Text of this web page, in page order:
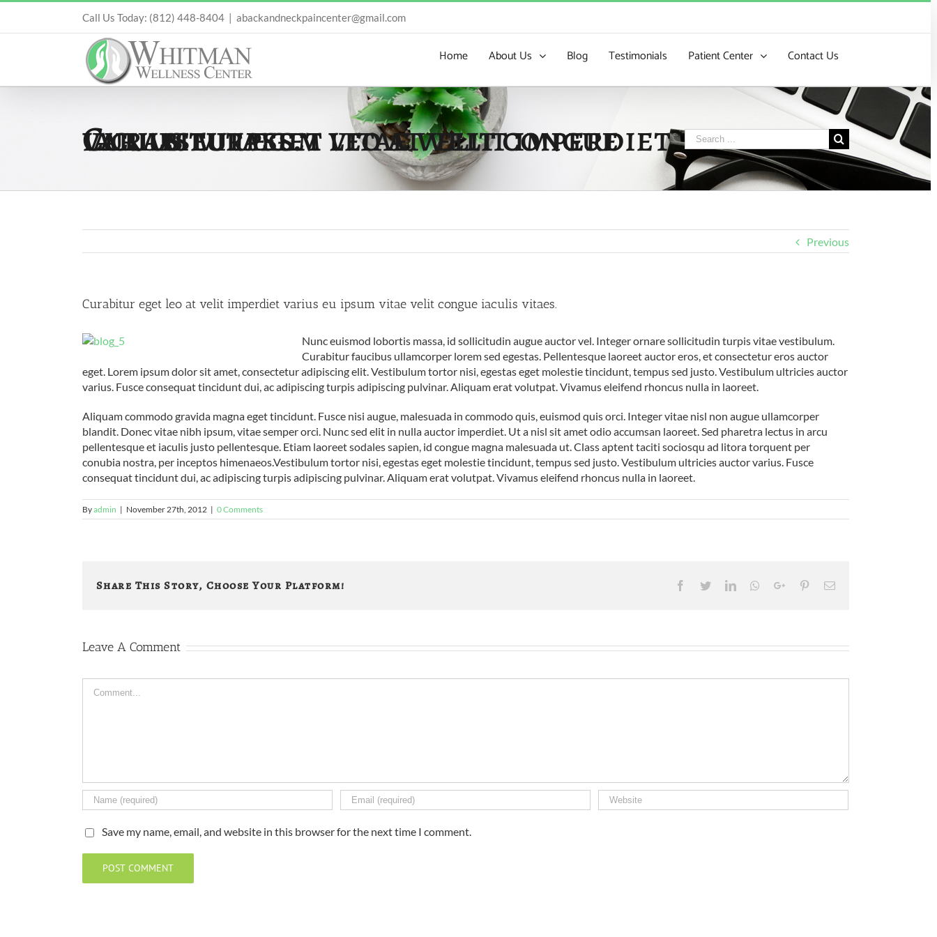
Skip
content
Call Us Today: (812) 448-8404 | abackandneckpaincenter@gmail.com
Home About Us Blog Testimonials Patient Center Contact Us
Curabitur eget leo at velit imperdiet varius eu ipsum vitae velit congue iaculis vitaes.
Search
for:
Previous
Curabitur eget leo at velit imperdiet varius eu ipsum vitae velit congue iaculis vitaes.
Nunc euismod lobortis massa, id sollicitudin augue auctor vel. Integer ornare sollicitudin turpis vitae vestibulum.
Curabitur faucibus ullamcorper lorem sed egestas. Pellentesque laoreet auctor eros, et consectetur eros auctor
eget. Lorem ipsum dolor sit amet, consectetur adipiscing elit. Vestibulum tortor nisi, egestas eget molestie tincidunt, tempus sed justo. Vestibulum ultricies auctor
varius. Fusce consequat tincidunt dui, ac adipiscing turpis adipiscing pulvinar. Aliquam erat volutpat. Vivamus eleifend rhoncus nulla in laoreet.
Aliquam commodo gravida magna eget tincidunt. Fusce nisi augue, malesuada in commodo quis, euismod quis orci. Integer vitae nisl non augue ullamcorper
blandit. Donec vitae nibh ipsum, vitae semper orci. Nunc sed elit in nulla auctor imperdiet. Ut a nisl sit amet odio accumsan laoreet. Sed pharetra lectus in arcu
pellentesque et iaculis justo pellentesque. Etiam laoreet sodales sapien, id congue magna malesuada ut. Class aptent taciti sociosqu ad litora torquent per
conubia nostra, per inceptos himenaeos.Vestibulum tortor nisi, egestas eget molestie tincidunt, tempus sed justo. Vestibulum ultricies auctor varius. Fusce
consequat tincidunt dui, ac adipiscing turpis adipiscing pulvinar. Aliquam erat volutpat. Vivamus eleifend rhoncus nulla in laoreet.
Byadmin | November 27th, 2012 | 0 Comments
Share This Story, Choose Your Platform! Facebook
TwitterLinkedInWhatsapp
Google+PinterestEmail
Leave A Comment
Save my name, email, and website in this browser for the next time I comment.